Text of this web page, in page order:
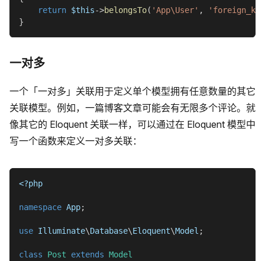
return $this->belongsTo( 'App\User' ,
}
一对多
一个「一对多」关联用于定义单个模型拥有任意数量的其它
关联模型。例如，一篇博客文章可能会有无限多个评论。就
像其它的 Eloquent 关联一样，可以通过在 Eloquent 模型中
写一个函数来定义一对多关联：
<?php
namespace App;
use Illuminate\Database\Eloquent\Model ;
class Post extends Model